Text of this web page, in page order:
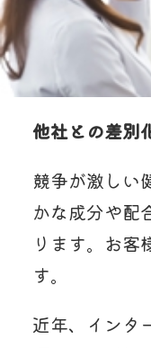
他社との差別
競争が激しい
かな成分や配
ります。お客
す。
近年、インタ